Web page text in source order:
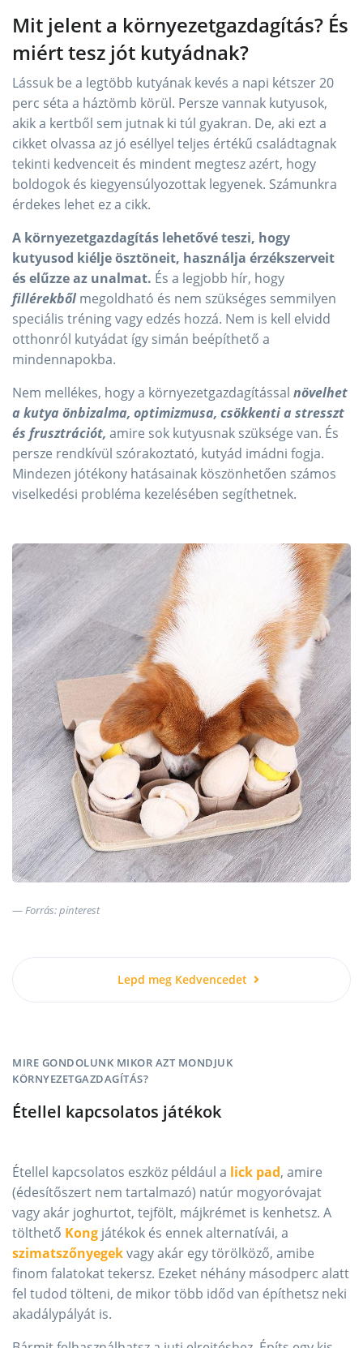
Mit jelent a környezetgazdagítás? És
miért tesz jót kutyádnak?
Lássuk be a legtöbb kutyának kevés a napi kétszer 20
perc séta a háztömb körül. Persze vannak kutyusok,
akik a kertből sem jutnak ki túl gyakran. De, aki ezt a
cikket olvassa az jó eséllyel teljes értékű családtagnak
tekinti kedvenceit és mindent megtesz azért, hogy
boldogok és kiegyensúlyozottak legyenek. Számunkra
érdekes lehet ez a cikk.
A környezetgazdagítás lehetővé teszi, hogy
kutyusod kiélje ösztöneit, használja érzékszerveit
és elűzze az unalmat. És a legjobb hír, hogy
fillérekből megoldható és nem szükséges semmilyen
speciális tréning vagy edzés hozzá. Nem is kell elvidd
otthonról kutyádat így simán beépíthető a
mindennapokba.
Nem mellékes, hogy a környezetgazdagítással növelhet
a kutya önbizalma, optimizmusa, csökkenti a stresszt
és frusztrációt, amire sok kutyusnak szüksége van. És
persze rendkívül szórakoztató, kutyád imádni fogja.
Mindezen jótékony hatásainak köszönhetően számos
viselkedési probléma kezelésében segíthetnek.
Forrás: pinterest
Lepd meg Kedvencedet
MIRE GONDOLUNK MIKOR AZT MONDJUK
KÖRNYEZETGAZDAGÍTÁS?
Étellel kapcsolatos játékok
Étellel kapcsolatos eszköz például a lick pad, amire
(édesítőszert nem tartalmazó) natúr mogyoróvajat
vagy akár joghurtot, tejfölt, májkrémet is kenhetsz. A
tölthető Kong játékok és ennek alternatívái, a
szimatszőnyegekvagy akár egy törölköző, amibe
finom falatokat tekersz. Ezeket néhány másodperc alatt
fel tudod tölteni, de mikor több időd van építhetsz neki
akadálypályát is.